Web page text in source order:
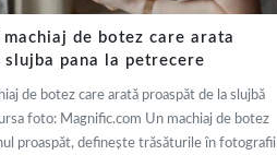
de botez care arata
slujba pana la petrecere
de botez care arată proaspăt de la slujbă
foto: Magnific.com Un machiaj de botez
proaspăt, definește trăsăturile în fotografii